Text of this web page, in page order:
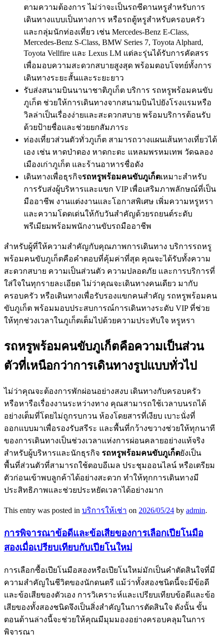
ตามความต้องการ ไม่ว่าจะเป็นรถซีดานหรูสำหรับการ
เดินทางแบบเป็นทางการ หรือรถตู้หรูสำหรับครอบครัว
และกลุ่มนักท่องเที่ยว เช่น Mercedes-Benz E-Class,
Mercedes-Benz S-Class, BMW Series 7, Toyota Alphard,
Toyota Vellfire และ Lexus LM แต่ละรุ่นได้รับการคัดสรร
เพื่อมอบความสะดวกสบายสูงสุด พร้อมตอบโจทย์ทั้งการ
เดินทางระยะสั้นและระยะยาว
รับส่งสนามบินนานาชาติภูเก็ต บริการ รถหรูพร้อมคนขับ
ภูเก็ต ช่วยให้การเดินทางจากสนามบินไปยังโรงแรมหรือ
วิลล่าเป็นเรื่องง่ายและสะดวกสบาย พร้อมบริการต้อนรับ
ด้วยป้ายชื่อและช่วยยกสัมภาระ
ท่องเที่ยวส่วนตัวทั่วภูเก็ต สามารถวางแผนเส้นทางเที่ยวได้
เอง เช่น หาดป่าตอง หาดกะตะ แหลมพรหมเทพ วัดฉลอง
เมืองเก่าภูเก็ต และร้านอาหารชื่อดัง
เดินทางเพื่อธุรกิจรถหรูพร้อมคนขับภูเก็ตเหมาะสำหรับ
การรับส่งผู้บริหารและแขก VIP เพื่อเสริมภาพลักษณ์ที่เป็น
มืออาชีพ งานแต่งงานและโอกาสพิเศษ เพิ่มความหรูหรา
และความโดดเด่นให้กับวันสำคัญด้วยรถยนต์ระดับ
พรีเมียมพร้อมพนักงานขับรถมืออาชีพ
สำหรับผู้ที่ให้ความสำคัญกับคุณภาพการเดินทาง บริการรถหรู
พร้อมคนขับภูเก็ตคือคำตอบที่คุ้มค่าที่สุด คุณจะได้รับทั้งความ
สะดวกสบาย ความเป็นส่วนตัว ความปลอดภัย และการบริการที่
ใส่ใจในทุกรายละเอียด ไม่ว่าคุณจะเดินทางคนเดียว มากับ
ครอบครัว หรือเดินทางเพื่อรับรองแขกคนสำคัญ รถหรูพร้อมคน
ขับภูเก็ต พร้อมมอบประสบการณ์การเดินทางระดับ VIP ที่ช่วย
ให้ทุกช่วงเวลาในภูเก็ตเต็มไปด้วยความประทับใจ หรูหรา
รถหรูพร้อมคนขับภูเก็ตคือความเป็นส่วน
ตัวที่เหนือกว่าการเดินทางรูปแบบทั่วไป
ไม่ว่าคุณจะต้องการพักผ่อนอย่างสงบ เดินทางกับครอบครัว
หรือหารือเรื่องงานระหว่างทาง คุณสามารถใช้เวลาบนรถได้
อย่างเต็มที่โดยไม่ถูกรบกวน ห้องโดยสารที่เงียบ เบาะนั่งที่
ออกแบบมาเพื่อรองรับสรีระ และพื้นที่กว้างขวางช่วยให้ทุกนาที
ของการเดินทางเป็นช่วงเวลาแห่งการผ่อนคลายอย่างแท้จริง
สำหรับผู้บริหารและนักธุรกิจ รถหรูพร้อมคนขับภูเก็ตยังเป็น
พื้นที่ส่วนตัวที่สามารถใช้ตอบอีเมล ประชุมออนไลน์ หรือเตรียม
ตัวก่อนเข้าพบลูกค้าได้อย่างสะดวก ทำให้ทุกการเดินทางมี
ประสิทธิภาพและช่วยประหยัดเวลาได้อย่างมาก
This entry was posted in บริการให้เช่า on 2026/05/24 by admin.
การพิจารณาข้อดีและข้อเสียของการเลือกเปียโนมือ
สองเมื่อเปรียบเทียบกับเปียโนใหม่
การเลือกซื้อเปียโนมือสองหรือเปียโนใหม่มักเป็นคำตัดสินใจที่มี
ความสำคัญในชีวิตของนักดนตรี แม้ว่าทั้งสองชนิดนี้จะมีข้อดี
และข้อเสียของตัวเอง การวิเคราะห์และเปรียบเทียบข้อดีและข้อ
เสียของทั้งสองชนิดจึงเป็นสิ่งสำคัญในการตัดสินใจ ดังนั้น ขั้น
ตอนด้านล่างนี้จะช่วยให้คุณมีมุมมองอย่างครอบคลุมในการ
พิจารณา